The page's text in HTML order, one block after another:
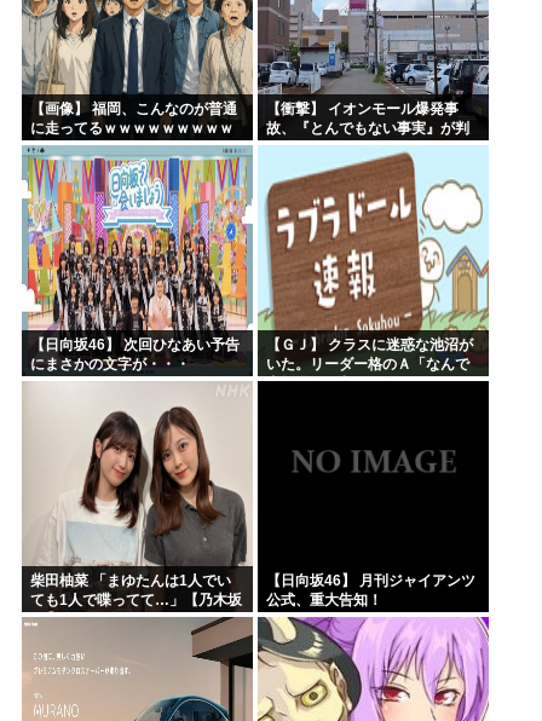
【画像】 福岡、こんなのが普通
に走ってるｗｗｗｗｗｗｗｗｗ
ｗｗｗｗｗｗｗ
【衝撃】 イオンモール爆発事
故、『とんでもない事実』が判
明してしまう・・・・・・
【日向坂46】 次回ひなあい予告
にまさかの文字が・・・
【ＧＪ】 クラスに迷惑な池沼が
いた。リーダー格のＡ「なんで
支援学級に入れないんです
柴田柚菜 「まゆたんは1人でい
ても1人で喋ってて…」【乃木坂
46】
【日向坂46】 月刊ジャイアンツ
公式、重大告知！